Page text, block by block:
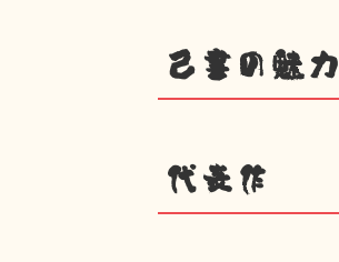
己書の魅力
代表作